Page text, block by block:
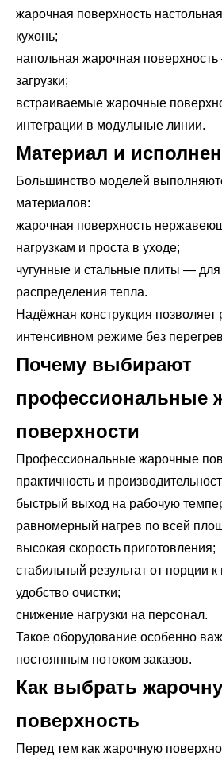
жарочная поверхность
кухонь;
напольная жарочная
загрузки;
встраиваемые жарочные
интеграции в модульные линии.
Материал и
Большинство моделей
материалов:
жарочная поверхность
нагрузкам и проста в уходе;
чугунные и стальные плиты — для
распределения тепла.
Надёжная конструкция позволяет
интенсивном режиме без
Почему выбирают
профессиональные
поверхности
Профессиональные жарочные
практичность и
быстрый выход на рабочую
равномерный нагрев по всей
высокая скорость приготовления;
стабильный результат от порции к
удобство очистки;
снижение нагрузки на персонал.
Такое оборудование особенно
постоянным потоком заказов.
Как выбрать
поверхность
Перед тем как жарочную